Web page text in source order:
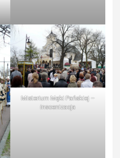
Misterium Męki Pańskiej –
inscenizacja